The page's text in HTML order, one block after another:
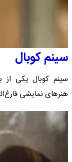
سینم کوبال
سینم کوبال یکی از
هنرهای نمایشی